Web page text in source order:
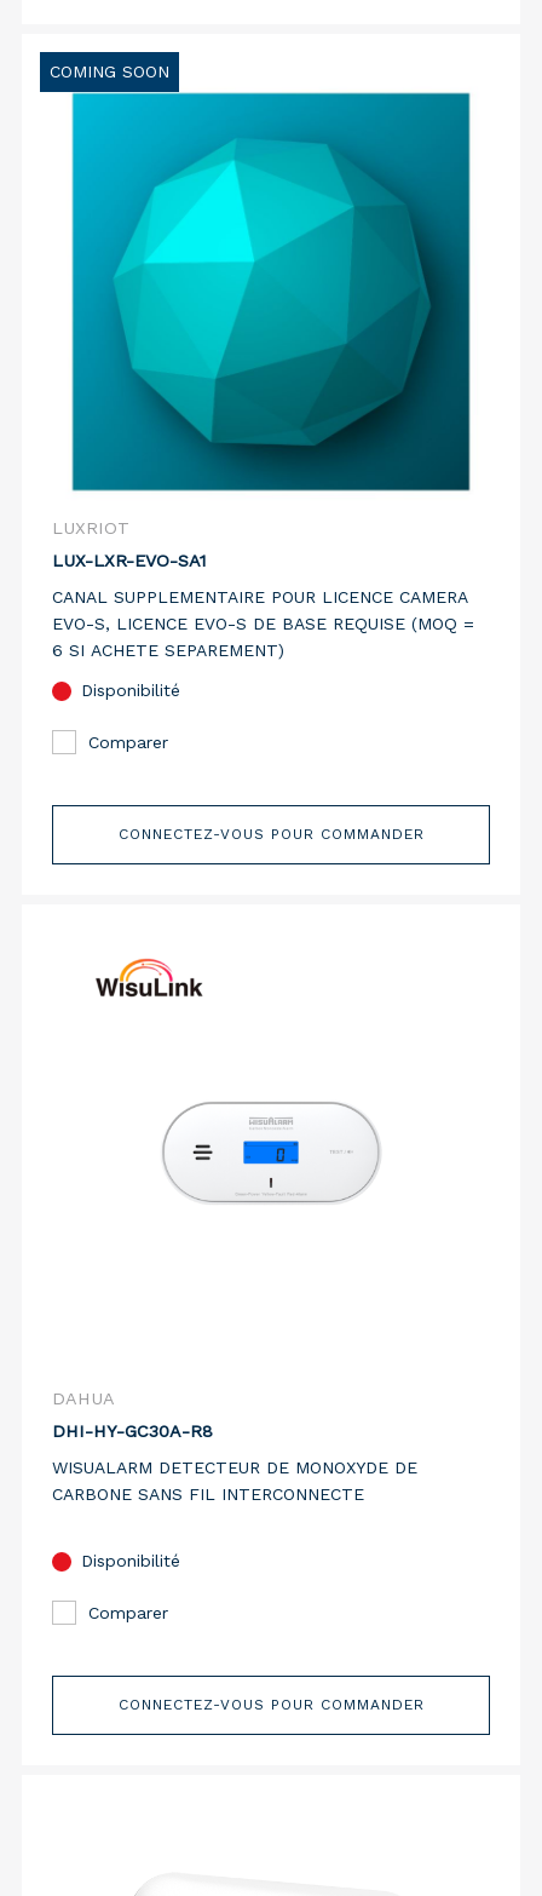
COMING SOON
LUXRIOT
LUX-LXR-EVO-SA1
CANAL SUPPLEMENTAIRE POUR LICENCE CAMERA
EVO-S, LICENCE EVO-S DE BASE REQUISE (MOQ =
6 SI ACHETE SEPAREMENT)
Disponibilité
Comparer
CONNECTEZ-VOUS POUR COMMANDER
DAHUA
DHI-HY-GC30A-R8
WISUALARM DETECTEUR DE MONOXYDE DE
CARBONE SANS FIL INTERCONNECTE
Disponibilité
Comparer
CONNECTEZ-VOUS POUR COMMANDER